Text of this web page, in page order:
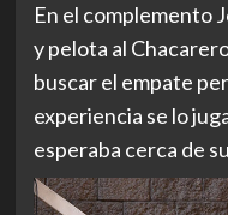
En el complemento
y pelota al
buscar el empate
experiencia se lo
esperaba cerca de